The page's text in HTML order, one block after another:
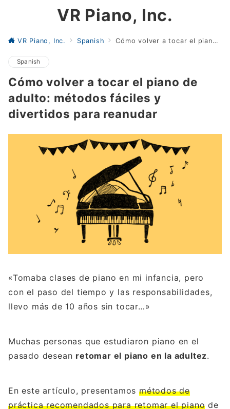
VR Piano, Inc.
VR Piano, Inc. Spanish Cómo volver a tocar el piano de adulto: métodos fáciles y divertidos para reanudar
Spanish
Cómo volver a tocar el piano de
adulto: métodos fáciles y
divertidos para reanudar
«Tomaba clases de piano en mi infancia, pero
con el paso del tiempo y las responsabilidades,
llevo más de 10 años sin tocar…»
Muchas personas que estudiaron piano en el
pasado desean retomar el piano en la adultez.
En este artículo, presentamosmétodos de
práctica recomendados para retomar el piano de